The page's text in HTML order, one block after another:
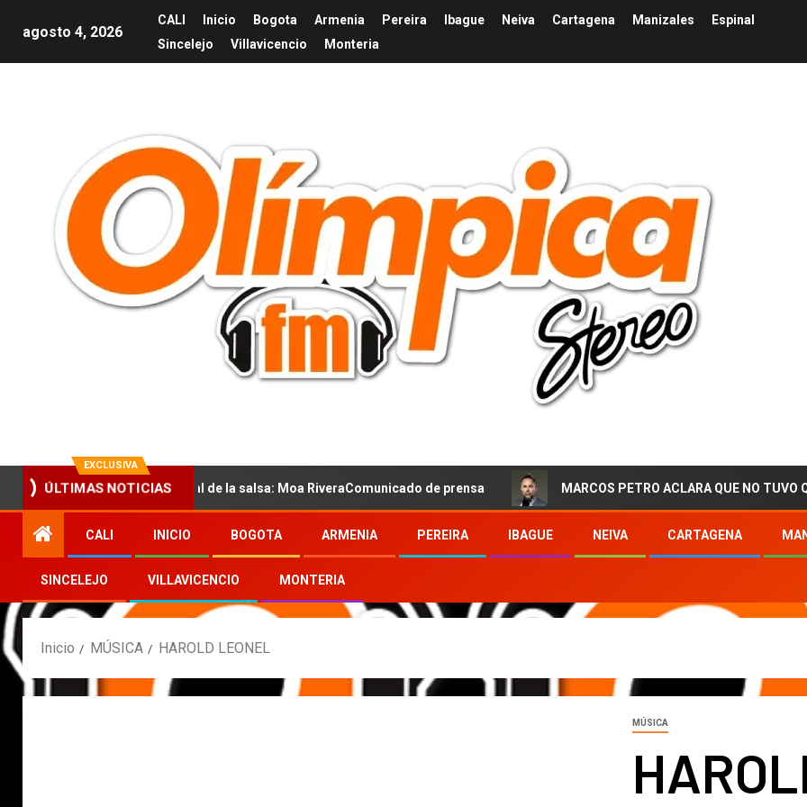
agosto 4, 2026
CALI Inicio Bogota Armenia Pereira Ibague Neiva Cartagena Manizales
Espinal
Sincelejo
Villavicencio Monteria
EXCLUSIVA
ÚLTIMAS NOTICIAS
la nueva voz sensual de la salsa: Moa RiveraComunicado de prensa MARCOS PETRO ACLARA QUE NO TUVO QUE VER
CALI INICIO BOGOTA ARMENIA PEREIRA IBAGUE NEIVA CARTAGENA
SINCELEJO VILLAVICENCIO MONTERIA
Inicio MÚSICA HAROLD LEONEL
MÚSICA